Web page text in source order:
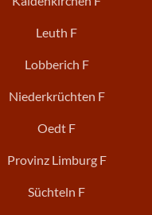
Leuth F
Lobberich F
Niederkrüchten F
Oedt F
Provinz Limburg F
Süchteln F